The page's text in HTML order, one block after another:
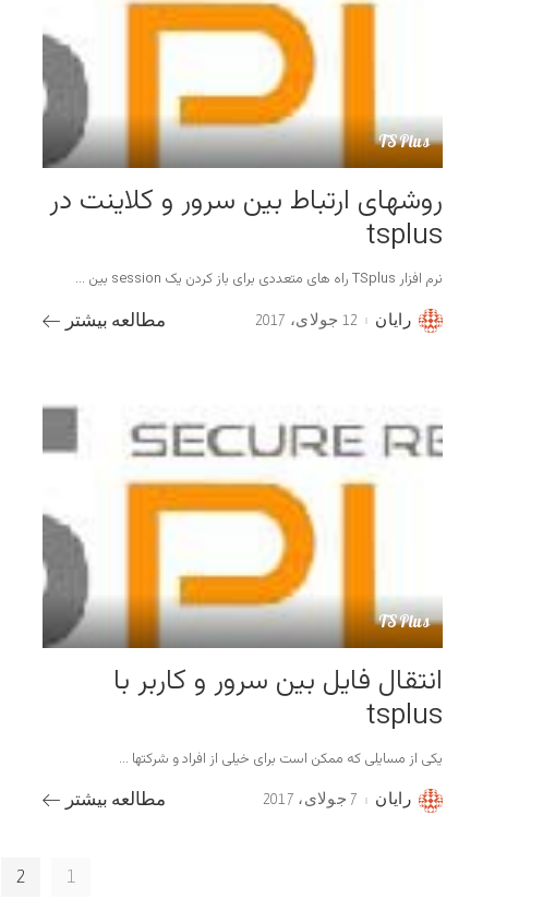
TSPlus
روشهای ارتباط بین سرور و کلاینت در
tsplus
نرم افزار TSplus راه های متعددی برای باز کردن یک session بین ...
Postedرایان 12 جولای، 2017 مطالعه بیشتر
TSPlus
انتقال فایل بین سرور و کاربر با
tsplus
یکی از مسایلی که ممکن است برای خیلی از افراد و شرکتها ...
Postedرایان 7 جولای، 2017 مطالعه بیشتر
1
2